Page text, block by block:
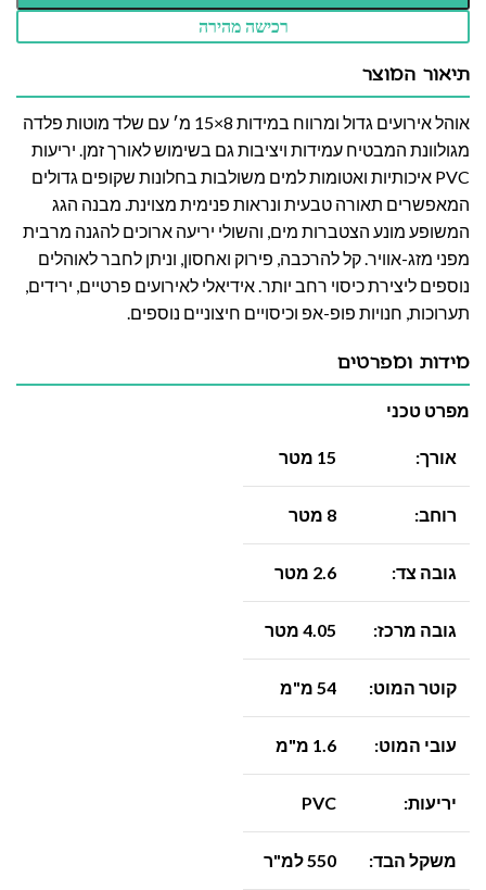
רכישה מהירה
תיאור המוצר
אוהל אירועים גדול ומרווח במידות 8×15 מ׳ עם שלד מוטות פלדה
מגולוונת המבטיח עמידות ויציבות גם בשימוש לאורך זמן. יריעות
PVC איכותיות ואטומות למים משולבות בחלונות שקופים גדולים
המאפשרים תאורה טבעית ונראות פנימית מצוינת. מבנה הגג
המשופע מונע הצטברות מים, והשולי יריעה ארוכים להגנה מרבית
מפני מזג-אוויר. קל להרכבה, פירוק ואחסון, וניתן לחבר לאוהלים
נוספים ליצירת כיסוי רחב יותר. אידיאלי לאירועים פרטיים, ירידים,
תערוכות, חנויות פופ-אפ וכיסויים חיצוניים נוספים.
מידות ומפרטים
מפרט טכני
אורך: 15 מטר
רוחב: 8 מטר
גובה צד: 2.6 מטר
גובה מרכז: 4.05 מטר
קוטר המוט: 54 מ"מ
עובי המוט: 1.6 מ"מ
יריעות: PVC
משקל הבד: 550 למ"ר